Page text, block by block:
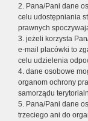
2. Pana/Pani dane
celu udostępniania
prawnych
3. jeżeli korzysta
e-mail placówki to
celu udzielenia
4. dane osobowe
organom ochrony
samorządu
5. Pana/Pani dane
trzeciego ani do